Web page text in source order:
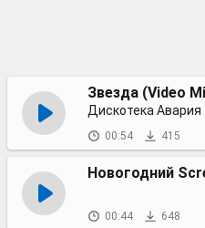
Звезда (Video
Дискотека Авария
00:54 415
Новогодний
00:44 648